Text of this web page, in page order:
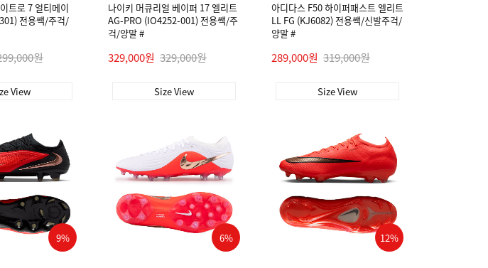
트로 7 얼티메이
전용쌕/주걱/
원
View
나이키 머큐리얼 베이퍼 17 엘리트
AG-PRO (IO4252-001) 전용쌕/주
걱/양말 #
329,000원 329,000원
Size View
아디다스 F50 하이퍼패스트 엘리트
LL FG (KJ6082) 전용쌕/신발주걱/
양말 #
289,000원 319,000원
Size View
9% 6% 12%